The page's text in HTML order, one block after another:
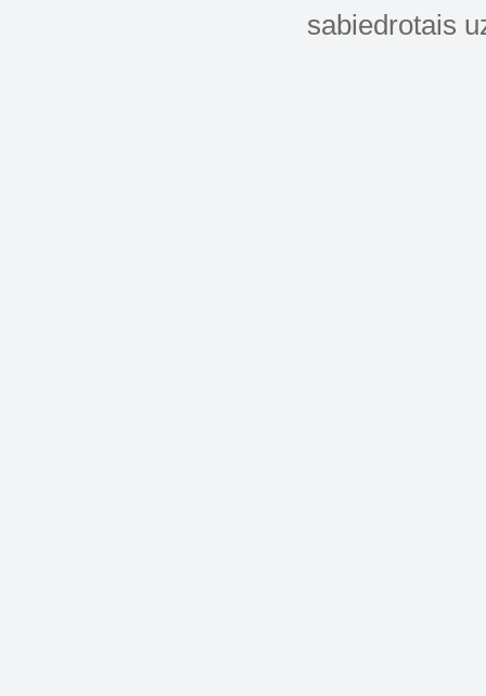
sabiedrotais